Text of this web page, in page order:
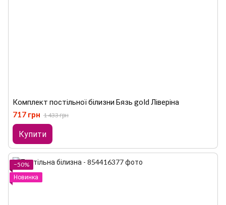
Комплект постільної білизни Бязь gold Ліверіна
717 грн 1 433 грн
Купити
−50%
Новинка